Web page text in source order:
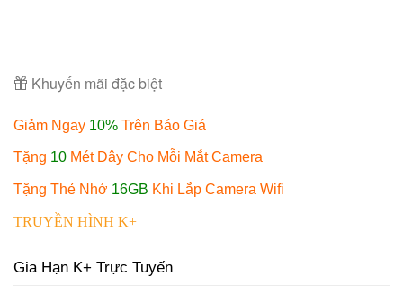
Khuyến mãi đặc biệt
Giảm Ngay 10% Trên Báo Giá
Tặng 10 Mét Dây Cho Mỗi Mắt Camera
Tặng Thẻ Nhớ 16GB Khi Lắp Camera Wifi
TRUYỀN HÌNH K+
Gia Hạn K+ Trực Tuyến